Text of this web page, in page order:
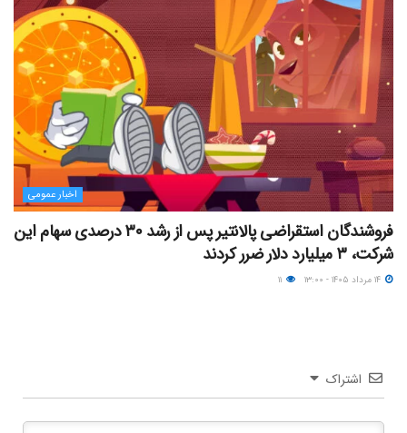
اخبار عمومی
فروشندگان استقراضی پالانتیر پس از رشد ۳۰ درصدی سهام این
شرکت، ۳ میلیارد دلار ضرر کردند
اشتراک